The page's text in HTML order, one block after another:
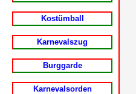
Kostümball
Karnevalszug
Burggarde
Karnevalsorden